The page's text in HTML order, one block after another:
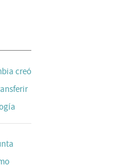
creó